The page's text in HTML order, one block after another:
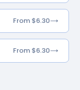
From $6.30
From $6.30